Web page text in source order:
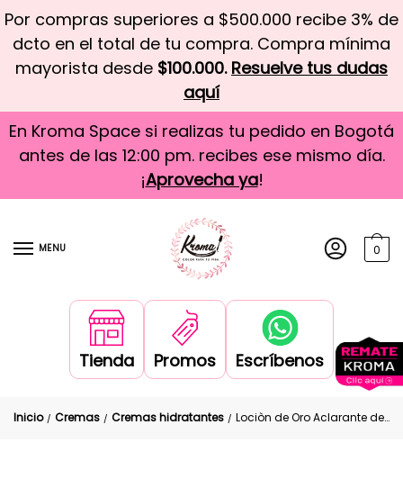
Por compras superiores a $500.000 recibe 3% de
dcto en el total de tu compra. Compra mínima
mayorista desde $100.000. Resuelve tus dudas
aquí
En Kroma Space si realizas tu pedido en Bogotá
antes de las 12:00 pm. recibes ese mismo día.
¡Aprovecha ya!
MENU 0
Tienda Promos Escríbenos
Inicio / Cremas / Cremas hidratantes / Lociòn de Oro Aclarante de Vellos D’Luchi 120 ml